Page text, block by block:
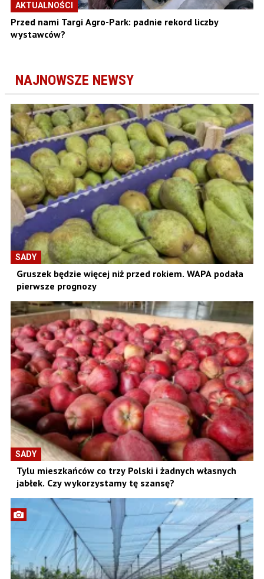
AKTUALNOŚCI
Przed nami Targi Agro-Park: padnie rekord liczby
wystawców?
NAJNOWSZE NEWSY
SADY
Gruszek będzie więcej niż przed rokiem. WAPA podała
pierwsze prognozy
SADY
Tylu mieszkańców co trzy Polski i żadnych własnych
jabłek. Czy wykorzystamy tę szansę?